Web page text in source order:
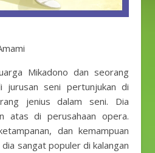
Mikadono dan seorang
jurusan seni pertunjukan di
jenius dalam seni. Dia
atas di perusahaan opera.
dan kemampuan
sangat populer di kalangan